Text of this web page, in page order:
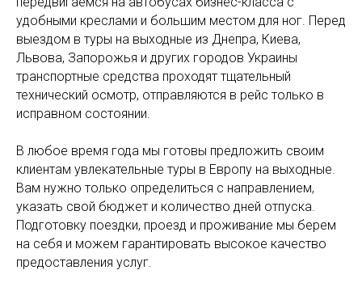
удобными креслами и большим местом для ног. Перед
выездом в туры на выходные из Днепра, Киева,
Львова, Запорожья и других городов Украины
транспортные средства проходят тщательный
технический осмотр, отправляются в рейс только в
исправном состоянии.
В любое время года мы готовы предложить своим
клиентам увлекательные туры в Европу на выходные.
Вам нужно только определиться с направлением,
указать свой бюджет и количество дней отпуска.
Подготовку поездки, проезд и проживание мы берем
на себя и можем гарантировать высокое качество
предоставления услуг.